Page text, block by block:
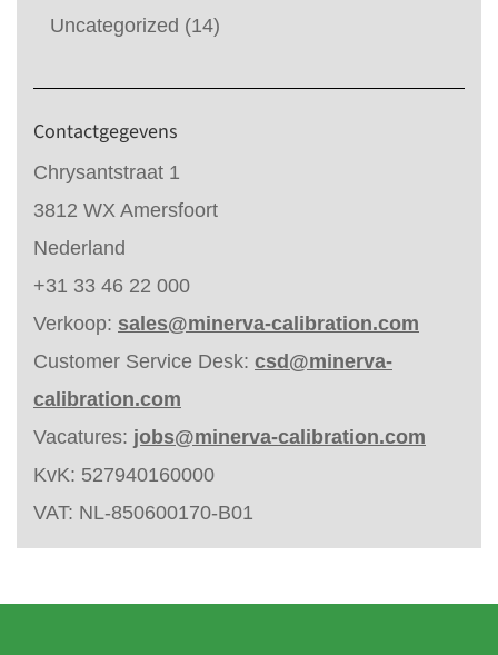
Uncategorized (14)
Contactgegevens
Chrysantstraat 1
3812 WX Amersfoort
Nederland
+31 33 46 22 000
Verkoop: sales@minerva-calibration.com
Customer Service Desk: csd@minerva-
calibration.com
Vacatures: jobs@minerva-calibration.com
KvK: 527940160000
VAT: NL-850600170-B01